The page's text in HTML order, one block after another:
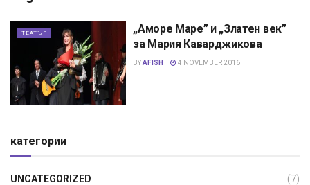
ТЕАТЪР
„Аморе Маре” и „Златен век”
за Мария Каварджикова
BYAFISH 4 NOVEMBER 2016
категории
UNCATEGORIZED (7)